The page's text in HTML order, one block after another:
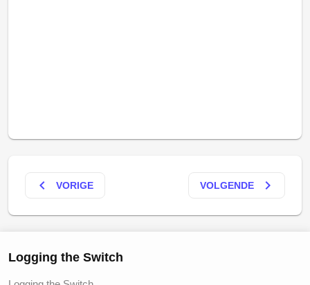
keyboard_arrow_left VORIGE VOLGENDE keyboard_arrow_right
Logging the Switch